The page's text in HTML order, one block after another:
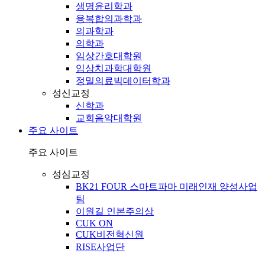
생명윤리학과
융복합의과학과
의과학과
의학과
임상간호대학원
임상치과학대학원
정밀의료빅데이터학과
성신교정
신학과
교회음악대학원
주요 사이트
주요 사이트
성심교정
BK21 FOUR 스마트파마 미래인재 양성사업
팀
이원길 인본주의상
CUK ON
CUK비전혁신원
RISE사업단